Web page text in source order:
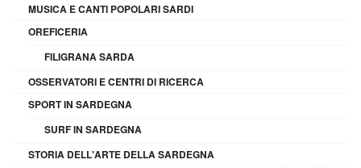
MUSICA E CANTI POPOLARI SARDI
OREFICERIA
FILIGRANA SARDA
OSSERVATORI E CENTRI DI RICERCA
SPORT IN SARDEGNA
SURF IN SARDEGNA
STORIA DELL'ARTE DELLA SARDEGNA